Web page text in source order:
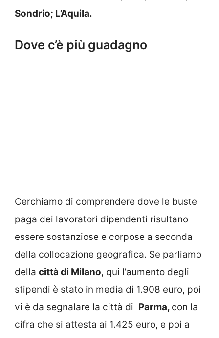
Sondrio; L’Aquila.
Dove c’è più guadagno
Cerchiamo di comprendere dove le buste
paga dei lavoratori dipendenti risultano
essere sostanziose e corpose a seconda
della collocazione geografica. Se parliamo
della città di Milano, qui l’aumento degli
stipendi è stato in media di 1.908 euro, poi
vi è da segnalare la città di Parma, con la
cifra che si attesta ai 1.425 euro, e poi a